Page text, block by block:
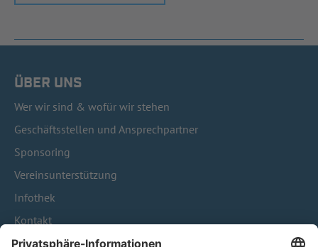
ÜBER UNS
Wer wir sind & wofür wir stehen
Geschäftsstellen und Ansprechpartner
Sponsoring
Vereinsunterstützung
Infothek
Kontakt